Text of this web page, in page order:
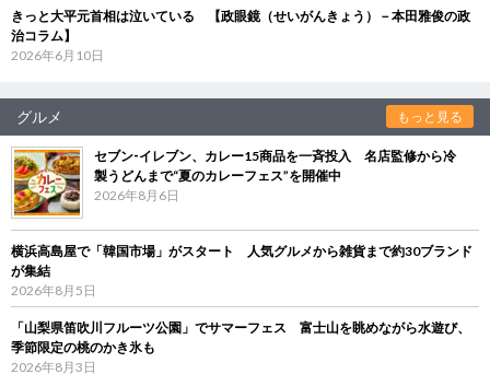
きっと大平元首相は泣いている 【政眼鏡（せいがんきょう）－本田雅俊の政
治コラム】
2026年6月10日
グルメ もっと見る
セブン‐イレブン、カレー15商品を一斉投入 名店監修から冷
製うどんまで“夏のカレーフェス”を開催中
2026年8月6日
横浜高島屋で「韓国市場」がスタート 人気グルメから雑貨まで約30ブランド
が集結
2026年8月5日
「山梨県笛吹川フルーツ公園」でサマーフェス 富士山を眺めながら水遊び、
季節限定の桃のかき氷も
2026年8月3日